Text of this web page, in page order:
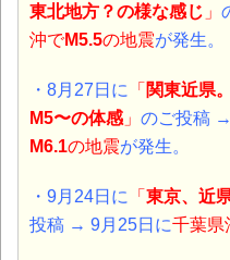
東北地方？の様な感じ 」
沖でM5.5の地震が発生。
・8月27日に 「 関東近県
M5〜の体感 」 のご投稿
M6.1の地震が発生。
・9月24日に 「 東京、近
投稿 → 9月25日に千葉県